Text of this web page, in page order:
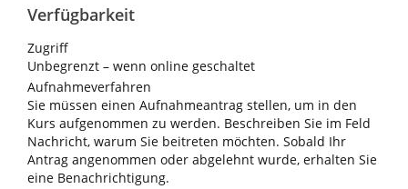
Verfügbarkeit
Zugriff
Unbegrenzt – wenn online geschaltet
Aufnahmeverfahren
Sie müssen einen Aufnahmeantrag stellen, um in den
Kurs aufgenommen zu werden. Beschreiben Sie im Feld
Nachricht, warum Sie beitreten möchten. Sobald Ihr
Antrag angenommen oder abgelehnt wurde, erhalten Sie
eine Benachrichtigung.